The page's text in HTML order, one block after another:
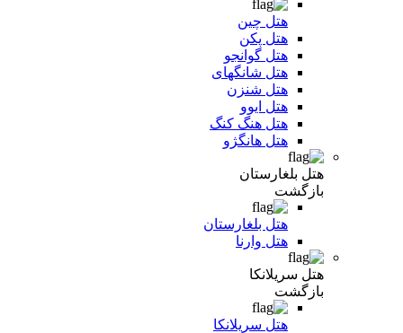
هتل چین
هتل پکن
هتل گوانجو
هتل شانگهای
هتل شنزن
هتل ایوو
هتل هنگ کنگ
هتل هانگژو
هتل بلغارستان
بازگشت
هتل بلغارستان
هتل وارنا
هتل سریلانکا
بازگشت
هتل سریلانکا